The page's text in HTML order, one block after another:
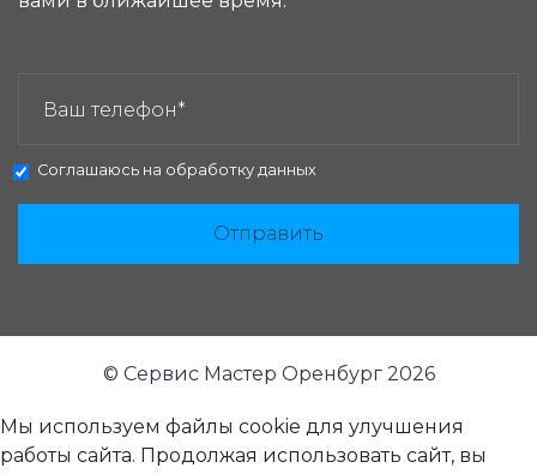
Соглашаюсь на обработку данных
Отправить
© Сервис Мастер Оренбург 2026
Мы используем файлы cookie для улучшения
работы сайта. Продолжая использовать сайт, вы